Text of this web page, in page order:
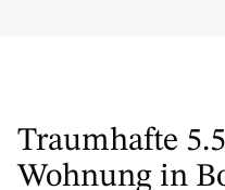
Traumhafte
Wohnung in